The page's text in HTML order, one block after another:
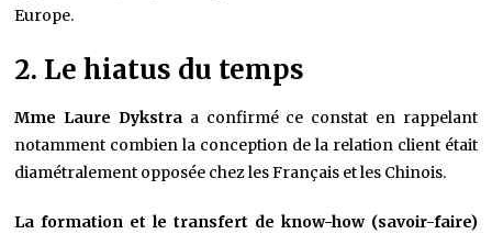
Europe.
2. Le hiatus du temps
Mme Laure Dykstraa confirmé ce constat en rappelant
notamment combien la conception de la relation client était
diamétralement opposée chez les Français et les Chinois.
La formation et le transfert de know-how (savoir-faire)